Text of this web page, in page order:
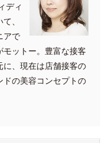
ディ
、
アで
モットー。豊富な接客
、現在は店舗接客の
ドの美容コンセプトの